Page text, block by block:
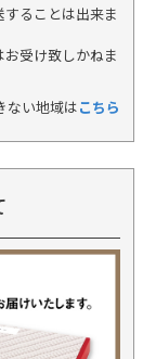
することは出来ま
受け致しかねま
ない地域はこちら